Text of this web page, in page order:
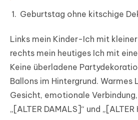
Geburtstag ohne kitschige
Links mein Kinder-Ich mit
rechts mein heutiges Ich mit
Keine überladene
Ballons im Hintergrund. Warmes
Gesicht, emotionale
„[ALTER DAMALS]“ und „[ALTER